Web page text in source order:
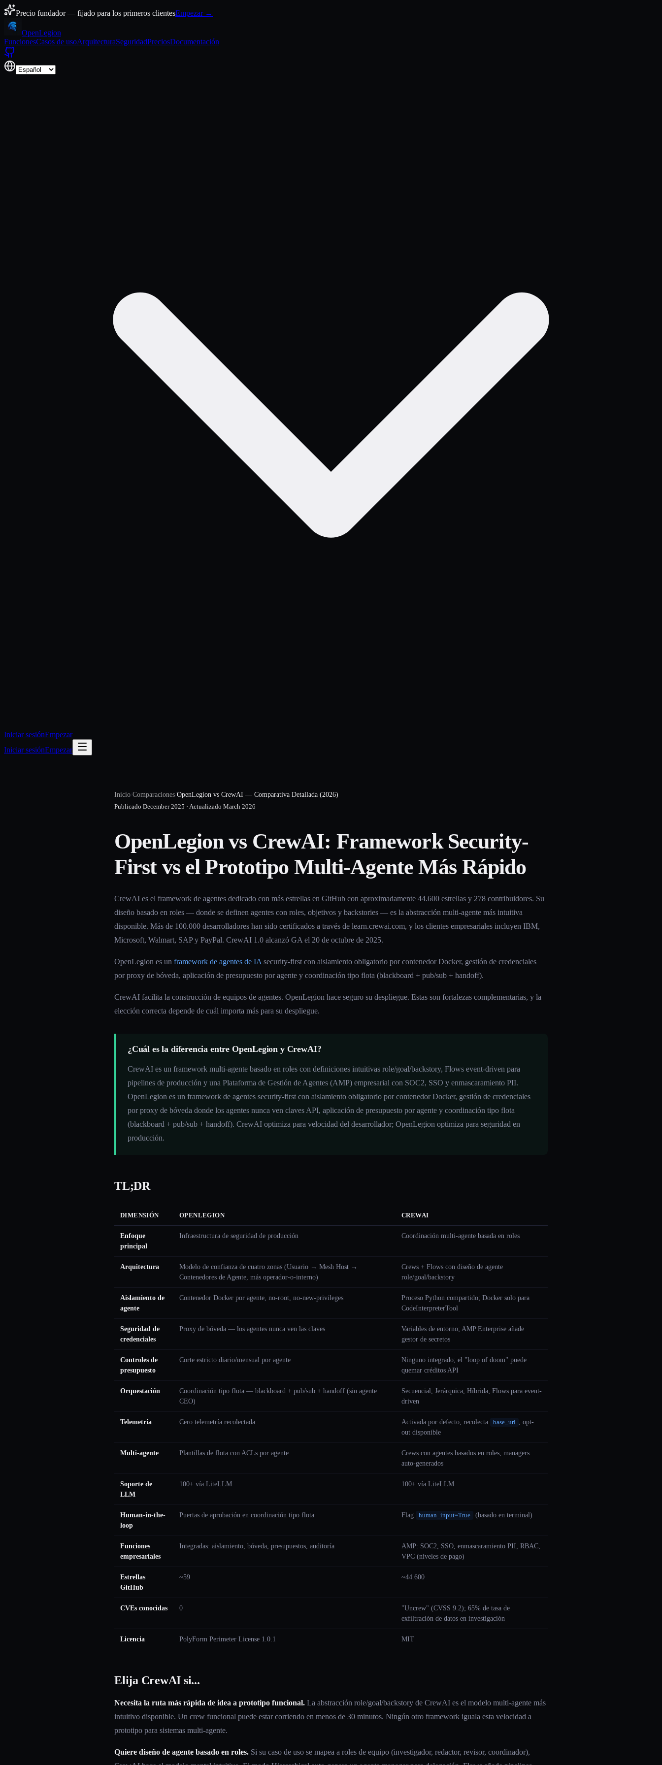
Ir al contenido
Precio fundador — fijado para los primeros clientesEmpezar →
OpenLegion
FuncionesCasos de usoArquitecturaSeguridadPreciosDocumentación
Iniciar sesiónEmpezar
Iniciar sesiónEmpezar
Inicio/Comparaciones/OpenLegion vs CrewAI — Comparativa Detallada (2026)
Publicado December 2025 · Actualizado March 2026
OpenLegion vs CrewAI: Framework Security-
First vs el Prototipo Multi-Agente Más Rápido
CrewAI es el framework de agentes dedicado con más estrellas en GitHub con aproximadamente 44.600 estrellas y 278 contribuidores. Su
diseño basado en roles — donde se definen agentes con roles, objetivos y backstories — es la abstracción multi-agente más intuitiva
disponible. Más de 100.000 desarrolladores han sido certificados a través de learn.crewai.com, y los clientes empresariales incluyen IBM,
Microsoft, Walmart, SAP y PayPal. CrewAI 1.0 alcanzó GA el 20 de octubre de 2025.
OpenLegion es un framework de agentes de IA security-first con aislamiento obligatorio por contenedor Docker, gestión de credenciales
por proxy de bóveda, aplicación de presupuesto por agente y coordinación tipo flota (blackboard + pub/sub + handoff).
CrewAI facilita la construcción de equipos de agentes. OpenLegion hace seguro su despliegue. Estas son fortalezas complementarias, y la
elección correcta depende de cuál importa más para su despliegue.
¿Cuál es la diferencia entre OpenLegion y CrewAI?
CrewAI es un framework multi-agente basado en roles con definiciones intuitivas role/goal/backstory, Flows event-driven para
pipelines de producción y una Plataforma de Gestión de Agentes (AMP) empresarial con SOC2, SSO y enmascaramiento PII.
OpenLegion es un framework de agentes security-first con aislamiento obligatorio por contenedor Docker, gestión de credenciales
por proxy de bóveda donde los agentes nunca ven claves API, aplicación de presupuesto por agente y coordinación tipo flota
(blackboard + pub/sub + handoff). CrewAI optimiza para velocidad del desarrollador; OpenLegion optimiza para seguridad en
producción.
TL;DR
DIMENSIÓN OPENLEGION CREWAI
Enfoque
principal
Infraestructura de seguridad de producción Coordinación multi-agente basada en roles
Arquitectura
Modelo de confianza de cuatro zonas (Usuario → Mesh Host →
Contenedores de Agente, más operador-o-interno)
Crews + Flows con diseño de agente
role/goal/backstory
Aislamiento de
agente
Contenedor Docker por agente, no-root, no-new-privileges
Proceso Python compartido; Docker solo para
CodeInterpreterTool
Seguridad de
credenciales
Proxy de bóveda — los agentes nunca ven las claves
Variables de entorno; AMP Enterprise añade
gestor de secretos
Controles de
presupuesto
Corte estricto diario/mensual por agente
Ninguno integrado; el "loop of doom" puede
quemar créditos API
Orquestación
Coordinación tipo flota — blackboard + pub/sub + handoff (sin agente
CEO)
Secuencial, Jerárquica, Híbrida; Flows para event-
driven
Telemetría Cero telemetría recolectada Activada por defecto; recolecta base_url
, opt-
out disponible
Multi-agente Plantillas de flota con ACLs por agente
Crews con agentes basados en roles, managers
auto-generados
Soporte de
LLM
100+ vía LiteLLM 100+ vía LiteLLM
Human-in-the-
loop
Puertas de aprobación en coordinación tipo flota Flag human_input=True (basado en terminal)
Funciones
empresariales
Integradas: aislamiento, bóveda, presupuestos, auditoría
AMP: SOC2, SSO, enmascaramiento PII, RBAC,
VPC (niveles de pago)
Estrellas
GitHub
~59 ~44.600
CVEs conocidas 0
"Uncrew" (CVSS 9.2); 65% de tasa de
exfiltración de datos en investigación
Licencia PolyForm Perimeter License 1.0.1 MIT
Elija CrewAI si...
Necesita la ruta más rápida de idea a prototipo funcional. La abstracción role/goal/backstory de CrewAI es el modelo multi-agente más
intuitivo disponible. Un crew funcional puede estar corriendo en menos de 30 minutos. Ningún otro framework iguala esta velocidad a
prototipo para sistemas multi-agente.
Quiere diseño de agente basado en roles. Si su caso de uso se mapea a roles de equipo (investigador, redactor, revisor, coordinador),